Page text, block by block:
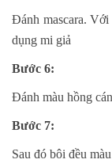
Đánh mascara.
dụng mi giả
Bước 6:
Đánh màu hồng
Bước 7:
Sau đó bôi đều